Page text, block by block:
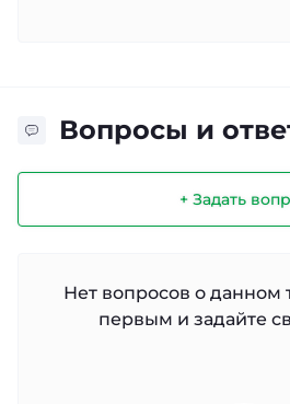
Вопросы и
+ Задать
Нет вопросов о данном
первым и задайте